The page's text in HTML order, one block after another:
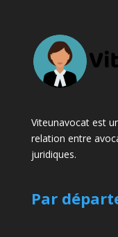
Viteunavocat est
relation entre
juridiques.
Par